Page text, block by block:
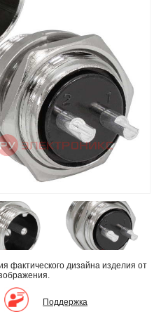
фактического дизайна изделия от
Поддержка